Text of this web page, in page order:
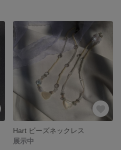
Hart ビーズネックレス
展示中